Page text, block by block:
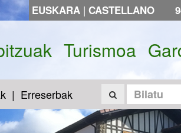
EUSKARA | CASTELLANO
Turismoa
Erreserbak